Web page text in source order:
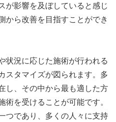
が影響を及ぼしていると感じ
から改善を目指すことができ
状況に応じた施術が行われる
スタマイズが図られます。多
し、その中から最も適した方
術を受けることが可能です。
つであり、多くの人々に支持